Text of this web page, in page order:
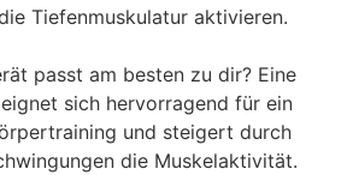
Tiefenmuskulatur aktivieren.
passt am besten zu dir? Eine
eignet sich hervorragend für ein
und steigert durch
die Muskelaktivität.